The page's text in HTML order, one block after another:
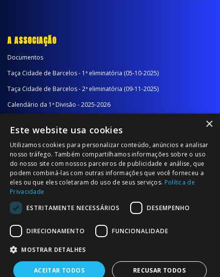
A ASSOCIAÇÃO
Documentos
Taça Cidade de Barcelos - 1ª eliminatória (05-10-2025)
Taça Cidade de Barcelos - 2ª eliminatória (09-11-2025)
Calendário da 1ª Divisão - 2025-2026
Calendário da 2ª Divisão - Série B - 2025-2026
Calendário da Época
NOTÍCIAS/COMUNICADOS
Notícias
Comunicados
© 2026 Associação Futebol Popular Barcelos
×
Este website usa cookies
Utilizamos cookies para personalizar conteúdo, anúncios e analisar
nosso tráfego. Também compartilhamos informações sobre o uso
do nosso site com nossos parceiros de publicidade e análise, que
podem combiná-las com outras informações que você forneceu a
eles ou que eles coletaram do uso de seus serviços. Política de
Privacidade
ESTRITAMENTE NECESSÁRIOS
DESEMPENHO
DIRECIONAMENTO FUNCIONALIDADE
MOSTRAR DETALHES
ACEITAR TODOS RECUSAR TODOS